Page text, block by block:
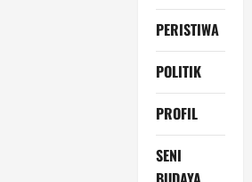
PERISTIWA
POLITIK
PROFIL
SENI